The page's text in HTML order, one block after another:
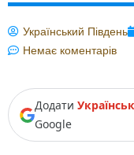
Український Південь
Немає коментарів
Додати
Google